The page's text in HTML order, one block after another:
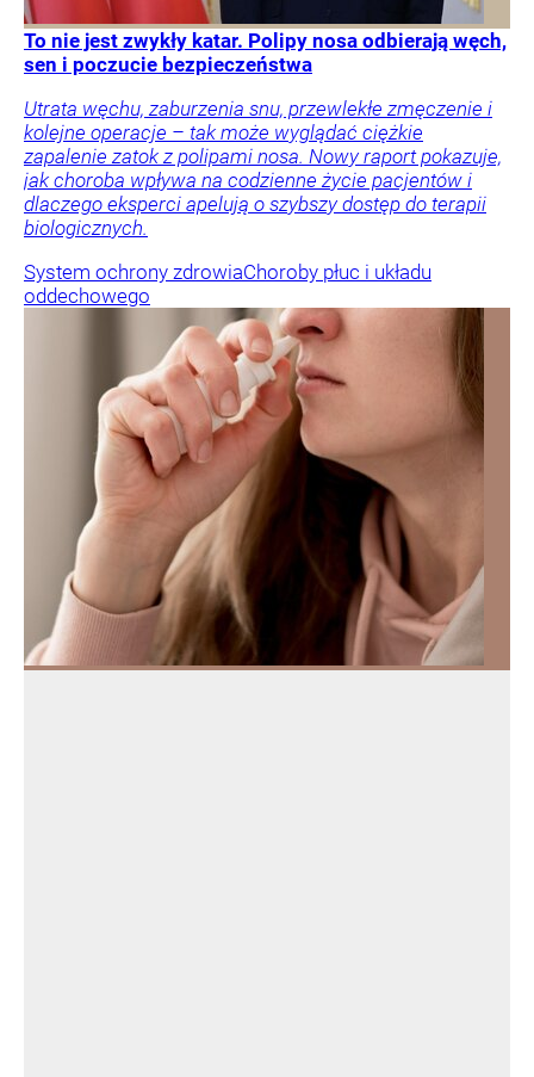
To nie jest zwykły katar. Polipy nosa odbierają węch,
sen i poczucie bezpieczeństwa
Utrata węchu, zaburzenia snu, przewlekłe zmęczenie i
kolejne operacje – tak może wyglądać ciężkie
zapalenie zatok z polipami nosa. Nowy raport pokazuje,
jak choroba wpływa na codzienne życie pacjentów i
dlaczego eksperci apelują o szybszy dostęp do terapii
biologicznych.
System ochrony zdrowiaChoroby płuc i układu
oddechowego